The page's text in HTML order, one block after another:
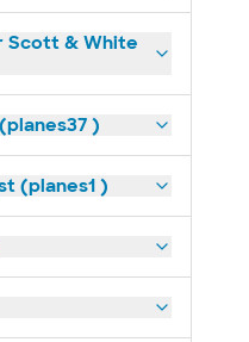
Scott & White
)
(planes1 )